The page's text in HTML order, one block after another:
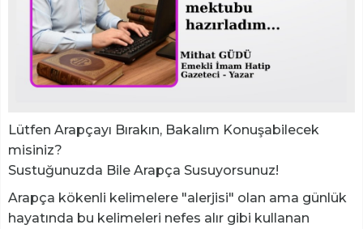
Lütfen Arapçayı Bırakın, Bakalım Konuşabilecek
misiniz?
Sustuğunuzda Bile Arapça Susuyorsunuz!
​Arapça kökenli kelimelere "alerjisi" olan ama günlük
hayatında bu kelimeleri nefes alır gibi kullanan